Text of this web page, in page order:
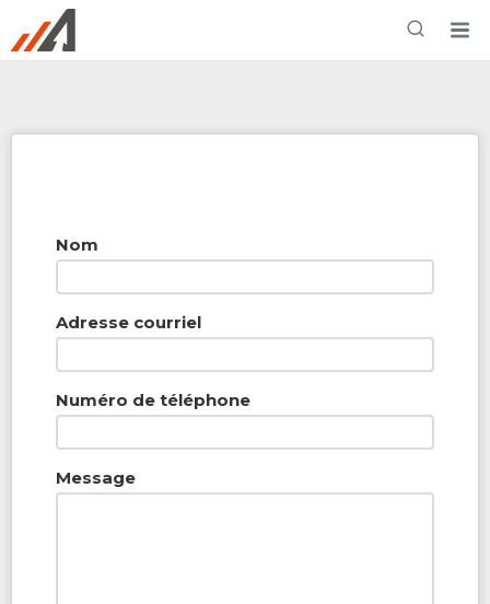
Rechercher à proximité - Entreprise / Rabais /
Services
Nom
Adresse courriel
Numéro de téléphone
Message